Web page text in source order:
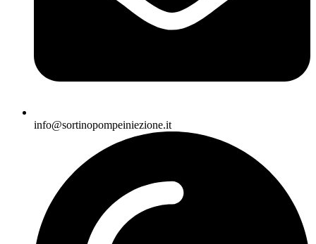
info@sortinopompeiniezione.it